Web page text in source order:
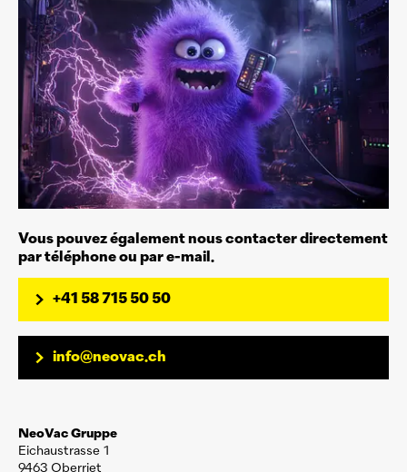
Vous pouvez également nous contacter directement
par téléphone ou par e-mail.
+41 58 715 50 50
info@neovac.ch
NeoVac Gruppe
Eichaustrasse 1
9463 Oberriet